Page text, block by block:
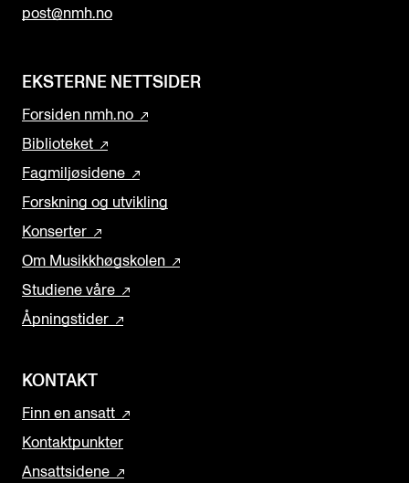
post@nmh.no
EKSTERNE NETTSIDER
Forsiden nmh.no
Biblioteket
Fagmiljøsidene
Forskning og utvikling
Konserter
Om Musikkhøgskolen
Studiene våre
Åpningstider
KONTAKT
Finn en ansatt
Kontaktpunkter
Ansattsidene